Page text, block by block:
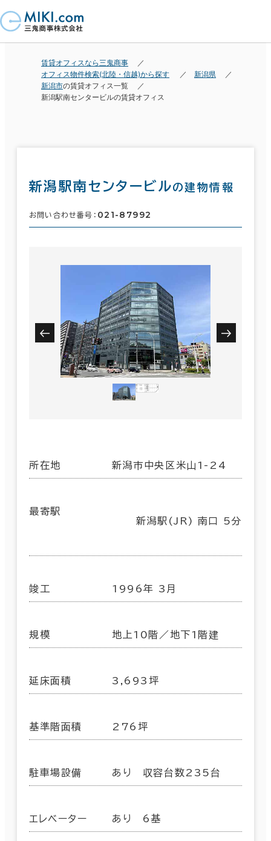
賃貸オフィスなら三鬼商事
オフィス物件検索(北陸・信越)から探す
新潟県
新潟市の賃貸オフィス一覧
新潟駅南センタービルの賃貸オフィス
新潟駅南センタービルの建物情報
お問い合わせ番号： 021-87992
所在地 新潟市中央区米山1-24
最寄駅
新潟駅(JR) 南口 5分
竣工 1996年 3月
規模 地上10階／地下1階建
延床面積 3,693坪
基準階面積 276坪
駐車場設備 あり 収容台数235台
エレベーター あり 6基